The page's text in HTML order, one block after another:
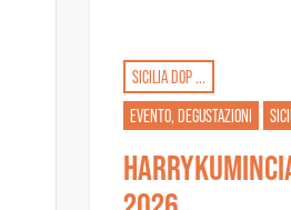
SICILIA DOP ...
EVENTO, DEGUSTAZIONI